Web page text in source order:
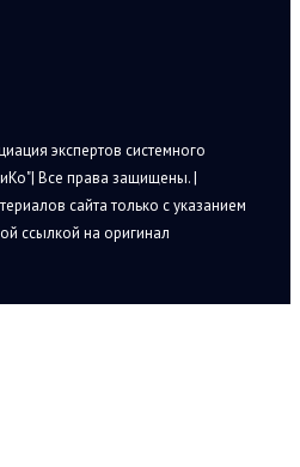
экспертов системного
Все права защищены. |
сайта только с указанием
ссылкой на оригинал